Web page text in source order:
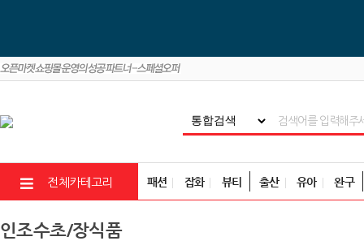
전체카테고리 패션 잡화 뷰티 출산 유아 완구
인조수초/장식품